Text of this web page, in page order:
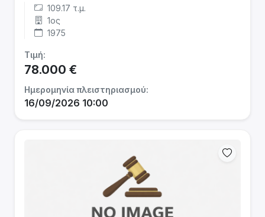
109.17 τ.μ.
1ος
1975
Τιμή:
78.000 €
Ημερομηνία πλειστηριασμού:
16/09/2026 10:00